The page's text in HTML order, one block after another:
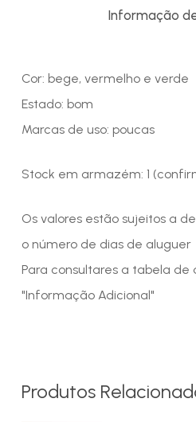
Informação
Cor: bege, vermelho e verde
Estado: bom
Marcas de uso: poucas
Stock em armazém: 1
Os valores estão sujeitos a
o número de dias de aluguer
Para consultares a tabela de
"Informação Adicional"
Produtos